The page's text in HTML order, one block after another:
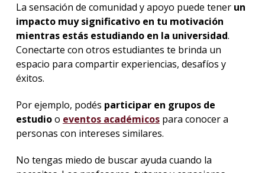
La sensación de comunidad y apoyo puede tener un
impacto muy significativo en tu motivación
mientras estás estudiando en la universidad.
Conectarte con otros estudiantes te brinda un
espacio para compartir experiencias, desafíos y
éxitos.
Por ejemplo, podés participar en grupos de
estudioo eventos académicospara conocer a
personas con intereses similares.
No tengas miedo de buscar ayuda cuando la